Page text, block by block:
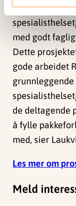
rammene for
med godt
Dette
gode arbeidet
de deltagende
å fylle
med, sier
Les mer om
Meld